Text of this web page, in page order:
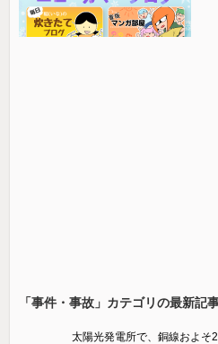
「事件・事故」カテゴリの最新記
太陽光発電所で、銅線およそ